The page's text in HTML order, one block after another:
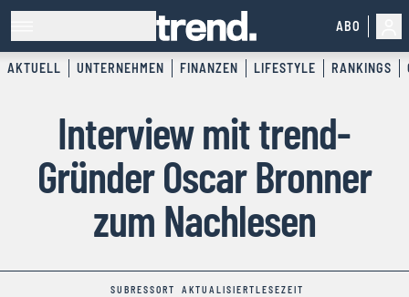
ABO
AKTUELL UNTERNEHMEN FINANZEN LIFESTYLE RANKINGS
Interview mit trend-
Gründer Oscar Bronner
zum Nachlesen
SUBRESSORT AKTUALISIERTLESEZEIT